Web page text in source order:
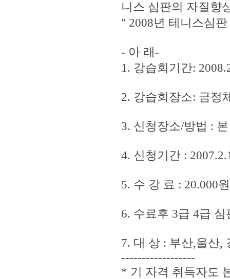
니스 심판의 자질향
" 2008년 테니스심
- 아 래-
1. 강습회기간:
2. 강습회장소: 금정
3. 신청장소/방법 :
4. 신청기간 :
5. 수 강 료 : 20.000
6. 수료후 3급 4급
7. 대 상 : 부산,울산,
------------------
* 기 자격 취득자도